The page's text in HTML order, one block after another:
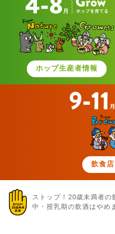
ホップ生産者情報
飲食
ストップ！20歳未満者の
中・授乳期の飲酒はやめ